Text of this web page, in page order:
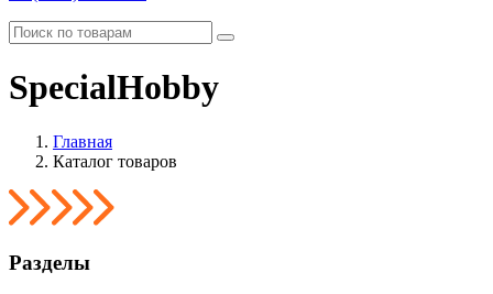
SpecialHobby
Главная
Каталог товаров
Разделы